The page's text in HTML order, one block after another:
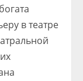
в театре